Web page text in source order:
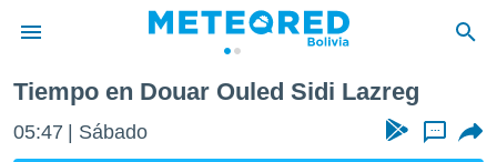
de
Tiempo en Douar Ouled Sidi Lazreg
05:47 Sábado ...